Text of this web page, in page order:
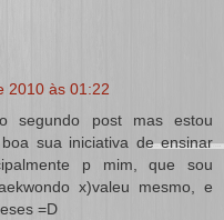
2010 às 01:22
segundo post mas estou
sua iniciativa de ensinar
p mim, que sou
x)valeu mesmo, e
=D